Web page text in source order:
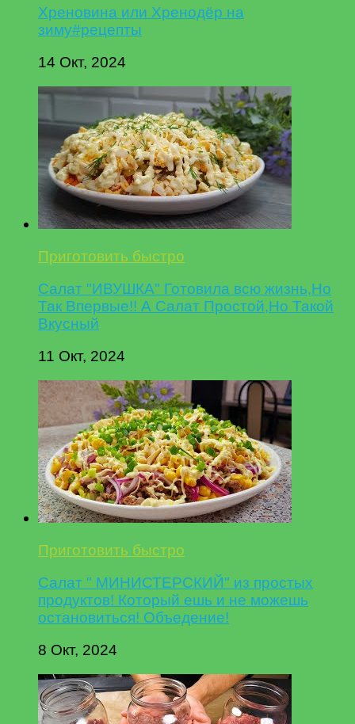
Хреновина или Хренодёр на
зиму#рецепты
14 Окт, 2024
Приготовить быстро
Салат "ИВУШКА" Готовила всю жизнь,Но
Так Впервые!! А Салат Простой,Но Такой
Вкусный
11 Окт, 2024
Приготовить быстро
Салат " МИНИСТЕРСКИЙ" из простых
продуктов! Который ешь и не можешь
остановиться! Объедение!
8 Окт, 2024